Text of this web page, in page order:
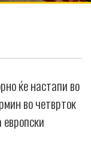
ќе настапи во
во четврток